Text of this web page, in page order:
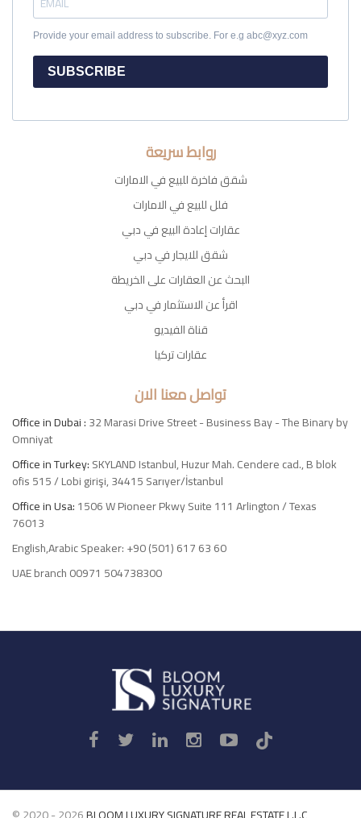
Provide your email address to subscribe. For e.g abc@xyz.com
SUBSCRIBE
روابط سريعة
شقق فاخرة للبيع في الامارات
فلل للبيع في الامارات
عقارات إعادة البيع في دبي
شقق للايجار في دبي
البحث عن العقارات على الخريطة
اقرأ عن الاستثمار في دبي
قناة الفيديو
عقارات تركيا
تواصل معنا الان
Office in Dubai :32 Marasi Drive Street - Business Bay - The Binary by
Omniyat
Office in Turkey:SKYLAND Istanbul, Huzur Mah. Cendere cad., B blok
ofis 515 / Lobi girişi, 34415 Sarıyer/İstanbul
Office in Usa:1506 W Pioneer Pkwy Suite 111 Arlington / Texas
76013
English,Arabic Speaker: +90 (501) 617 63 60
UAE branch 00971 504738300